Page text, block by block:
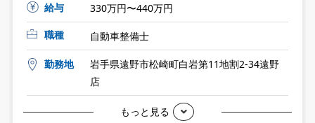
給与
330万円〜440万円
職種
自動車整備士
勤務地
岩手県遠野市松崎町白岩第11地割2-34遠野
店
もっと見る